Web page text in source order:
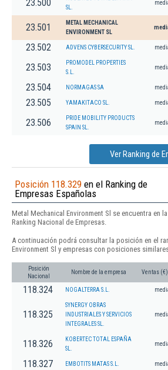
23.500
SL.
23.501
METAL MECHANICAL
ENVIRONMENT SL
23.502 ADVENS CYBERSECURITY SL.
23.503
PROMODEL PROPERTIES
S.L.
23.504 NORMAGAS SA
23.505 YAMAKITACO SL.
23.506
PRIDE MOBILITY PRODUCTS
SPAIN SL.
Ver Ranking de
Posición 118.329 en el Ranking de
Empresas Españolas
Metal Mechanical Environment Sl se encuentra en
Ranking Nacional de Empresas.
A continuación podrá consultar la posición en el
Environment Sl y empresas con posiciones
Posición
Nacional
Nombre de la empresa Ventas (€)
118.324 NOGALTERRA S.L.
118.325
SYNERGY OBRAS
INDUSTRIALES Y SERVICIOS
INTEGRALES SL.
118.326
KOBERTEC TOTAL ESPAÑA
SL.
118.327 EMBOTITS MATAS S.L.